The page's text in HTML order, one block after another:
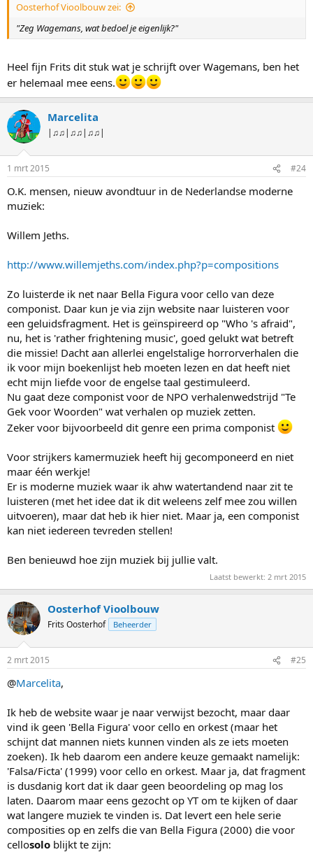
katjes grauw zijn! Kunst gaat over identiteit en
authenticiteit. En over emotie! Geen samenzwering van grote
emoties en simpele ideeën, waar alle kitsch is uit
palet, de mengtonen tussen blijdschap, angst, verdriet en
sereniteit. Daardoor krijgt kunst de kracht iets zodanig te
zeggen dat het onthouden wil worden omdat het de wortels
van onze ziel raakt."
Als je toch zo over je eigen composities kunt spreken, dan is
Wagenaar voor mij meer een woordkunstenaar dan een
muziekkunstenaar.
Voor wie het allemaal eens wil nalezen hierde bron.
Oosterhof Vioolbouw zei:
"Zeg Wagemans, wat bedoel je eigenlijk?"
Heel fijn Frits dit stuk wat je schrijft over Wagemans, ben het
er helemaal mee eens.
Marcelita
|♫♫|♫♫|♫♫|
1 mrt 2015 #24
O.K. mensen, nieuw avondtuur in de Nederlandse moderne
muziek:
Willem Jeths.
http://www.willemjeths.com/index.php?p=compositions
Zo luisterde ik net naar Bella Figura voor cello van deze
componist. Daar kun je via zijn website naar luisteren voor
een geluidsfragment. Het is geïnspireerd op "Who 's afraid",
nu, het is 'rather frightening music', goed gelukt wat betreft
die missie! Dacht aan allerlei engelstalige horrorverhalen die
ik voor mijn boekenlijst heb moeten lezen en dat heeft niet
echt mijn liefde voor de engelse taal gestimuleerd.
Nu gaat deze componist voor de NPO verhalenwedstrijd "Te
Gek voor Woorden" wat verhalen op muziek zetten.
Zeker voor bijvoorbeeld dit genre een prima componist
Voor strijkers kamermuziek heeft hij gecomponeerd en niet
maar één werkje!
Er is moderne muziek waar ik ahw watertandend naar zit te
luisteren (met het idee dat ik dit weleens zelf mee zou willen
uitvoeren), maar dat heb ik hier niet. Maar ja, een componist
kan niet iedereen tevreden stellen!
Ben benieuwd hoe zijn muziek bij jullie valt.
Laatst bewerkt: 2 mrt 2015
Oosterhof Vioolbouw
Frits Oosterhof Beheerder
2 mrt 2015 #25
@Marcelita,
Ik heb de website waar je naar verwijst bezocht, maar daar
vind ik geen 'Bella Figura' voor cello en orkest (maar het
schijnt dat mannen niets kunnen vinden als ze iets moeten
zoeken). Ik heb daarom een andere keuze gemaakt namelijk:
'Falsa/Ficta' (1999) voor cello en orkest. Maar ja, dat fragment
is dusdanig kort dat ik daar geen beoordeling op mag los
laten. Daarom maar eens gezocht op YT om te kijken of daar
wat langere muziek te vinden is. Dat levert een hele serie
composities op en zelfs die van Bella Figura (2000) die voor
cellosolo blijkt te zijn: